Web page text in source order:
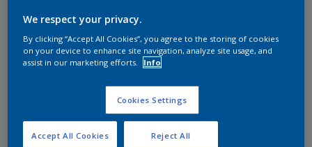
Ajouter à la liste d’achats
We respect your privacy.
By clicking “Accept All Cookies”, you agree to the storing of cookies
on your device to enhance site navigation, analyze site usage, and
assist in our marketing efforts.
Info
Cookies Settings
Reject All
Accept All Cookies